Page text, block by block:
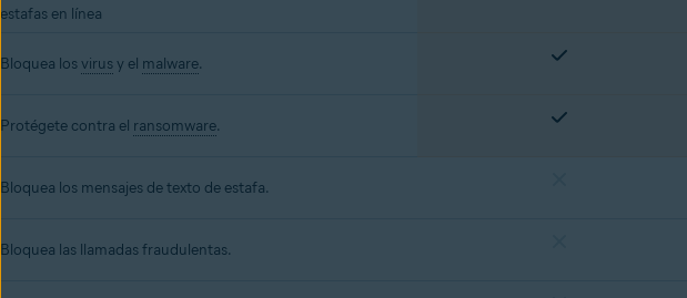
estafas en línea
Bloquea losvirusy el malware.
Protégete contra el ransomware.
Bloquea los mensajes de texto de estafa.
Bloquea las llamadas fraudulentas.